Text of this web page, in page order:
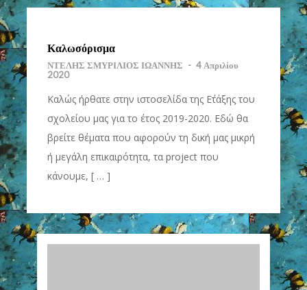
Καλωσόρισμα
ΝΤΕΛΗΣ ΣΜΥΡΙΛΙΟΣ ΙΩΑΝΝΗΣ - 4 Απριλίου
2020
Καλώς ήρθατε στην ιστοσελίδα της Ε΄τάξης του
σχολείου μας για το έτος 2019-2020. Εδώ θα
βρείτε θέματα που αφορούν τη δική μας μικρή
ή μεγάλη επικαιρότητα, τα project που
κάνουμε, [ … ]